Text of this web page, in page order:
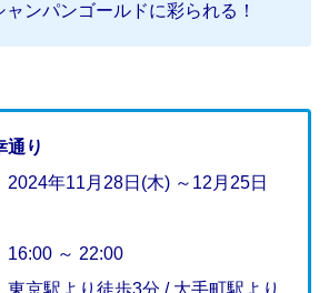
ンパンゴールドに彩られる！
通り
年11月28日(木) ～12月25日
～ 22:00